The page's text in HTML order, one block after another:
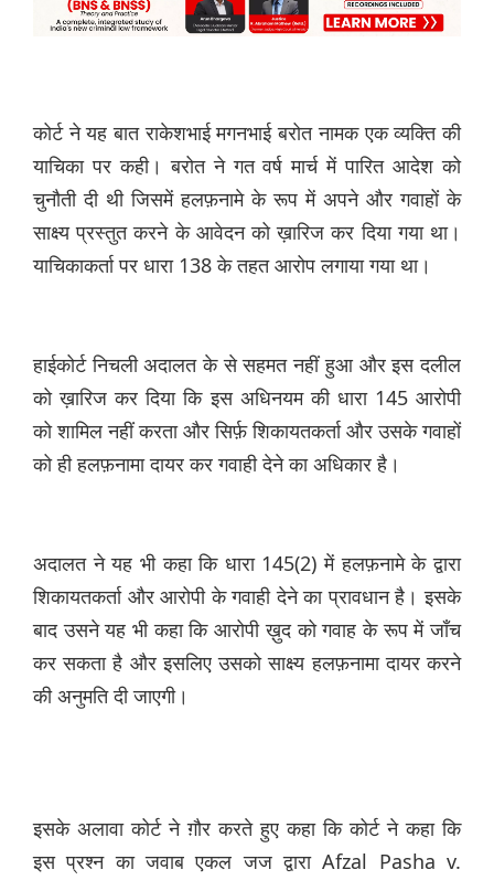
कोर्ट ने यह बात राकेशभाई मगनभाई बरोत नामक एक व्यक्ति की
याचिका पर कही। बरोत ने गत वर्ष मार्च में पारित आदेश को
चुनौती दी थी जिसमें हलफ़नामे के रूप में अपने और गवाहों के
साक्ष्य प्रस्तुत करने के आवेदन को ख़ारिज कर दिया गया था।
याचिकाकर्ता पर धारा 138 के तहत आरोप लगाया गया था।
हाईकोर्ट निचली अदालत के से सहमत नहीं हुआ और इस दलील
को ख़ारिज कर दिया कि इस अधिनयम की धारा 145 आरोपी
को शामिल नहीं करता और सिर्फ़ शिकायतकर्ता और उसके गवाहों
को ही हलफ़नामा दायर कर गवाही देने का अधिकार है।
अदालत ने यह भी कहा कि धारा 145(2) में हलफ़नामे के द्वारा
शिकायतकर्ता और आरोपी के गवाही देने का प्रावधान है। इसके
बाद उसने यह भी कहा कि आरोपी ख़ुद को गवाह के रूप में जाँच
कर सकता है और इसलिए उसको साक्ष्य हलफ़नामा दायर करने
की अनुमति दी जाएगी।
इसके अलावा कोर्ट ने ग़ौर करते हुए कहा कि कोर्ट ने कहा कि
इस प्रश्न का जवाब एकल जज द्वारा Afzal Pasha v.